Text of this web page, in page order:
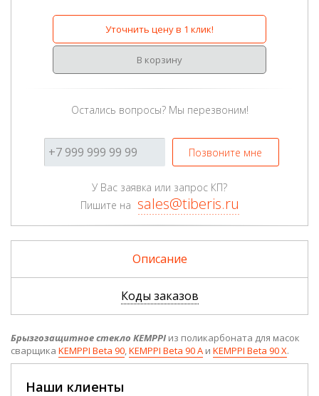
Уточнить цену в 1 клик!
В корзину
Остались вопросы? Мы перезвоним!
Позвоните мне
У Вас заявка или запрос КП?
Пишите на sales@tiberis.ru
Описание
Коды заказов
Брызгозащитное стекло KEMPPI из поликарбоната для масок
сварщика KEMPPI Beta 90 KEMPPI Beta 90 A и KEMPPI Beta 90 X.
Наши клиенты